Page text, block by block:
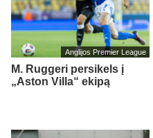
Anglijos Premier League
M. Ruggeri persikels į
„Aston Villa“ ekipą